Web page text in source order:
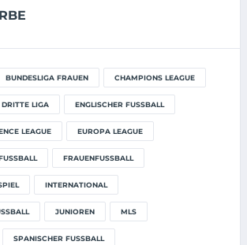
BUNDESLIGA FRAUEN CHAMPIONS LEAGUE
DRITTE LIGA ENGLISCHER FUSSBALL
LEAGUE EUROPA LEAGUE
FRAUENFUSSBALL
INTERNATIONAL
JUNIOREN MLS
SPANISCHER FUSSBALL